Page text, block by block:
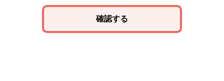
確認する